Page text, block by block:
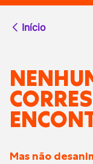
Início
Mas não